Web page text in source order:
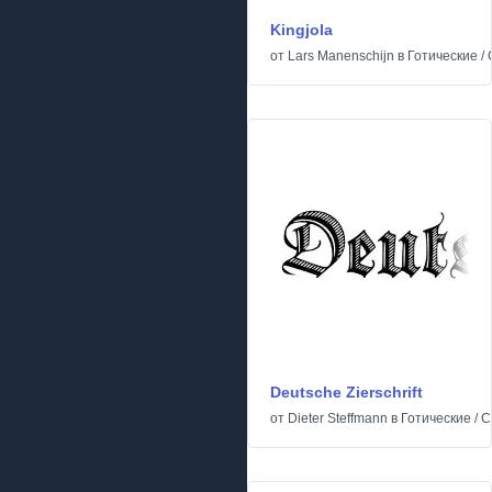
Kingjola
от Lars Manenschijn в Готические /
Deutsche Zierschrift
от Dieter Steffmann в Готические /